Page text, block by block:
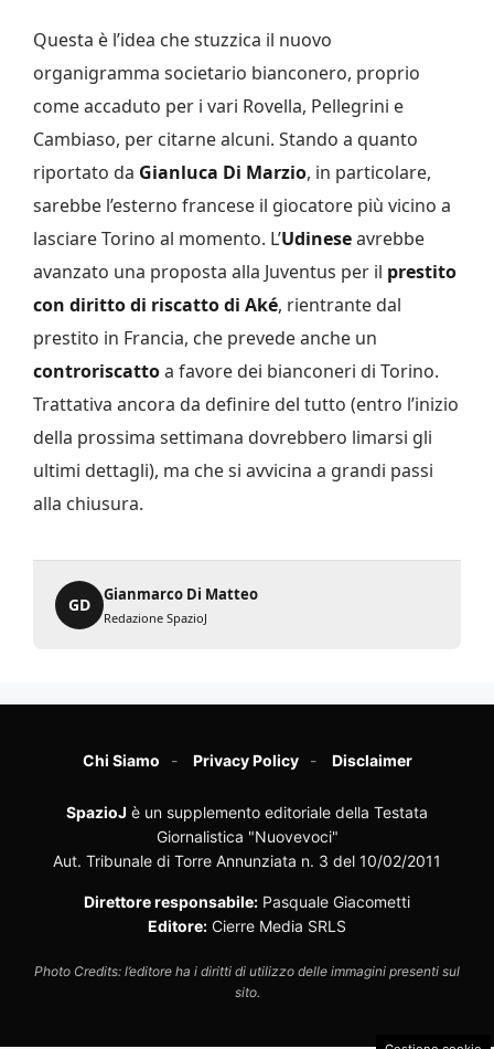
Questa è l’idea che stuzzica il nuovo
organigramma societario bianconero, proprio
come accaduto per i vari Rovella, Pellegrini e
Cambiaso, per citarne alcuni. Stando a quanto
riportato da Gianluca Di Marzio, in particolare,
sarebbe l’esterno francese il giocatore più vicino a
lasciare Torino al momento. L’Udineseavrebbe
avanzato una proposta alla Juventus per il prestito
con diritto di riscattodi Aké, rientrante dal
prestito in Francia, che prevede anche un
controriscattoa favore dei bianconeri di Torino.
Trattativa ancora da definire del tutto (entro l’inizio
della prossima settimana dovrebbero limarsi gli
ultimi dettagli), ma che si avvicina a grandi passi
alla chiusura.
GD
Gianmarco Di Matteo
Redazione SpazioJ
Chi Siamo Privacy Policy Disclaimer
SpazioJ è un supplemento editoriale della Testata
Giornalistica "Nuovevoci"
Aut. Tribunale di Torre Annunziata n. 3 del 10/02/2011
Direttore responsabile: Pasquale Giacometti
Editore: Cierre Media SRLS
Photo Credits: l’editore ha i diritti di utilizzo delle immagini presenti sul
sito.